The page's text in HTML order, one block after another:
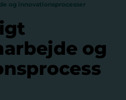
og innovationsprocesser
og